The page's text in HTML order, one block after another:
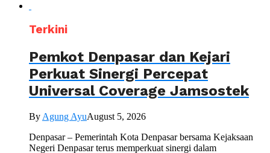
Terkini
Pemkot Denpasar dan Kejari
Perkuat Sinergi Percepat
Universal Coverage Jamsostek
By Agung AyuAugust 5, 2026
Denpasar – Pemerintah Kota Denpasar bersama Kejaksaan
Negeri Denpasar terus memperkuat sinergi dalam